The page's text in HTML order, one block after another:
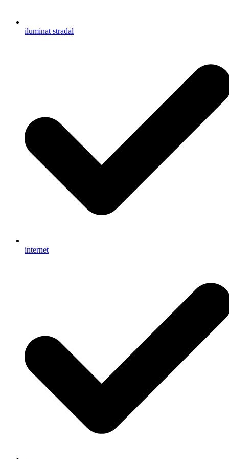
iluminat stradal
internet